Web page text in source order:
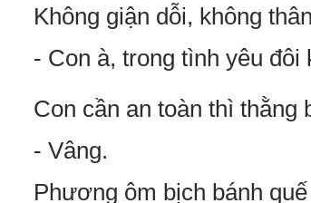
Không giận dỗi, không
- Con à, trong tình yêu
Con cần an toàn thì thằng
- Vâng.
Phương ôm bịch bánh